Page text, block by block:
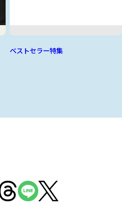
ベストセラー特集